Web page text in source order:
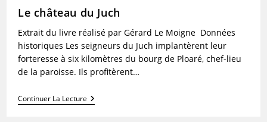
Le château du Juch
Extrait du livre réalisé par Gérard Le Moigne Données
historiques Les seigneurs du Juch implantèrent leur
forteresse à six kilomètres du bourg de Ploaré, chef-lieu
de la paroisse. Ils profitèrent…
Continuer La LectureLe
Château